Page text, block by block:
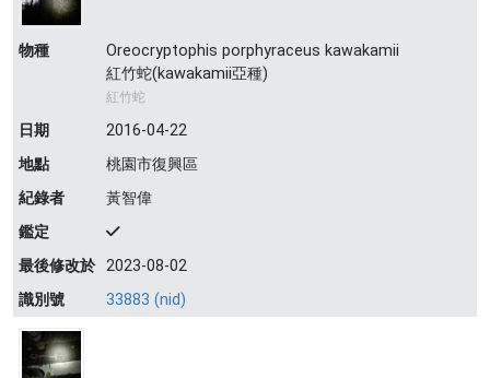
物種
Oreocryptophis porphyraceus kawakamii
紅竹蛇(kawakamii亞種)
紅竹蛇
日期
2016-04-22
地點
桃園市復興區
紀錄者
黃智偉
鑑定
最後修改於 2023-08-02
識別號
33883 (nid)